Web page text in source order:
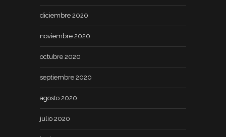
diciembre 2020
noviembre 2020
octubre 2020
septiembre 2020
agosto 2020
julio 2020